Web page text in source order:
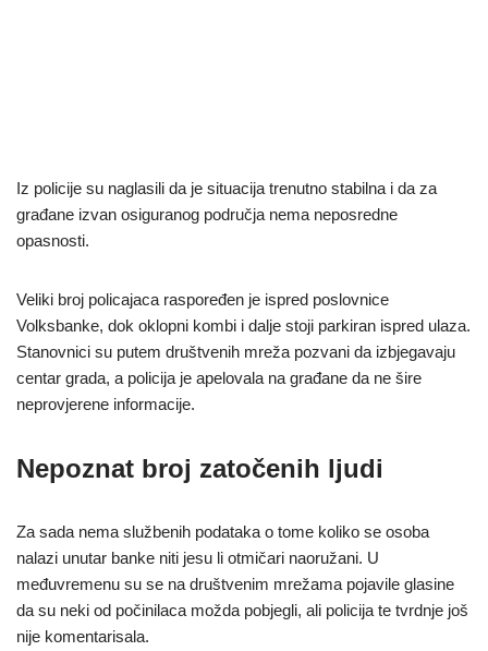
Iz policije su naglasili da je situacija trenutno stabilna i da za
građane izvan osiguranog područja nema neposredne
opasnosti.
Veliki broj policajaca raspoređen je ispred poslovnice
Volksbanke, dok oklopni kombi i dalje stoji parkiran ispred ulaza.
Stanovnici su putem društvenih mreža pozvani da izbjegavaju
centar grada, a policija je apelovala na građane da ne šire
neprovjerene informacije.
Nepoznat broj zatočenih ljudi
Za sada nema službenih podataka o tome koliko se osoba
nalazi unutar banke niti jesu li otmičari naoružani. U
međuvremenu su se na društvenim mrežama pojavile glasine
da su neki od počinilaca možda pobjegli, ali policija te tvrdnje još
nije komentarisala.